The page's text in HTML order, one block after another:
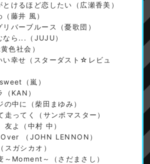
とけるほど恋したい（広瀬香美）
藤井 風）
バーブルース（憂歌団）
なら...（JUJU）
色社会）
い幸せ（スターダスト☆レビュ
（嵐）
KAN）
中に（柴田まゆみ）
走ってく（サンボマスター）
友よ（中村 中）
（JOHN LENNON）
ガシカオ）
～Moment～（さだまさし）